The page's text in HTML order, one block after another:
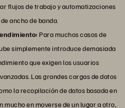
flujos de trabajo y automatizaciones
ancho de banda.
Para muchos casos de
simplemente introduce demasiada
que exigen los usuarios
Las grandes cargas de datos
la recopilación de datos basada en
mucho en moverse de un lugar a otro,